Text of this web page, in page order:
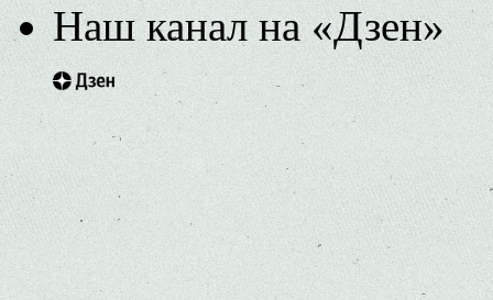
Наш канал на «Дзен»